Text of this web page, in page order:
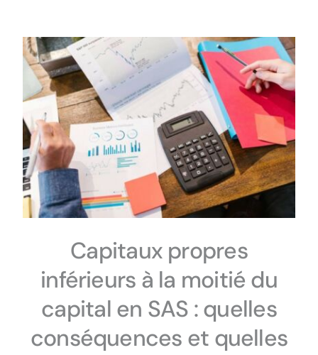
Capitaux propres
inférieurs à la moitié du
capital en SAS : quelles
conséquences et quelles